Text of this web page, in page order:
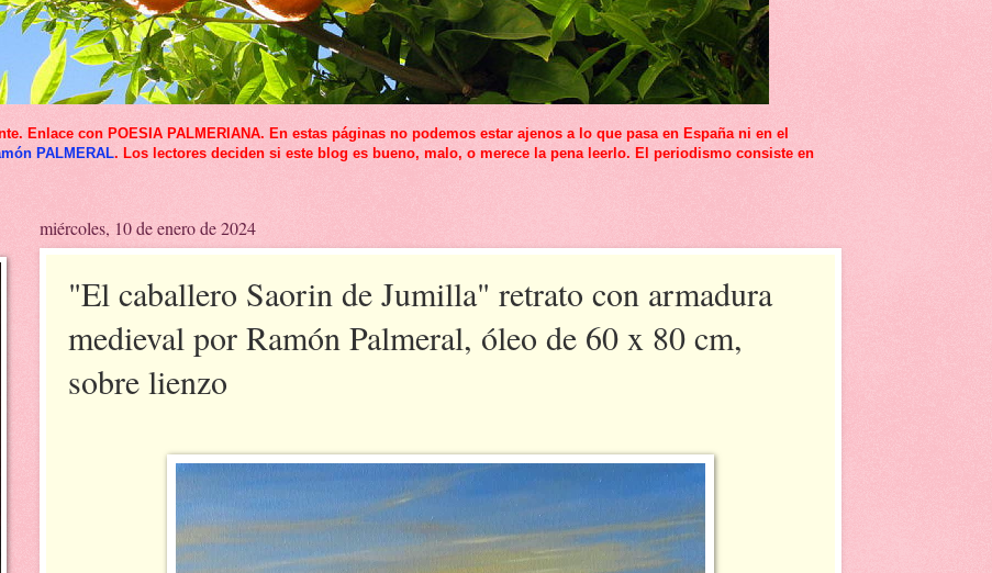
Enlace con POESIA PALMERIANA. En estas páginas no podemos estar ajenos a lo que pasa en España ni en el
PALMERAL. Los lectores deciden si este blog es bueno, malo, o merece la pena leerlo. El periodismo consiste en
miércoles, 10 de enero de 2024
"El caballero Saorin de Jumilla" retrato con armadura
medieval por Ramón Palmeral, óleo de 60 x 80 cm,
sobre lienzo